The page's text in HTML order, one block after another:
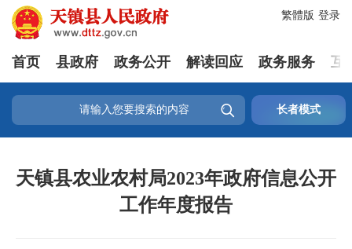
登录
繁體版
首页 县政府 政务公开 解读回应 政务服务 互
 长者模式
天镇县农业农村局2023年政府信息公开
工作年度报告